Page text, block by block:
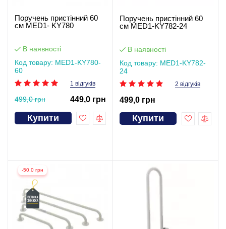
Поручень пристінний 60
см MED1- KY780
В наявності
Код товару: MED1-KY780-
60
1 відгуків
499,0 грн 449,0 грн
Купити
Поручень пристінний 60
см MED1-KY782-24
В наявності
Код товару: MED1-KY782-
24
2 відгуків
499,0 грн
Купити
-50,0 грн